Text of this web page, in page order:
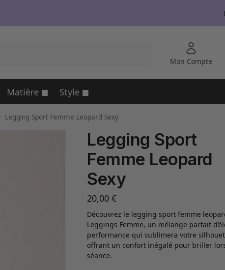
Mon Compte
Matière Style
Legging Sport Femme Leopard Sexy
Legging Sport
Femme Leopard
Sexy
20,00€
Découvrez le legging sport femme
Leggings Femme, un mélange parfait
performance qui sublimera votre
offrant un confort inégalé pour briller
séance.